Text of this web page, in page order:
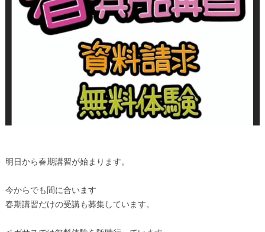
明日から春期講習が始まります。
今からでも間に合います
春期講習だけの受講も募集しています。